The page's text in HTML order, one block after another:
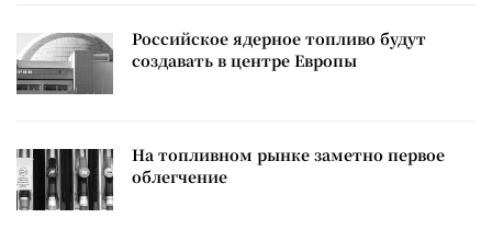
Российское ядерное топливо будут
создавать в центре Европы
На топливном рынке заметно первое
облегчение